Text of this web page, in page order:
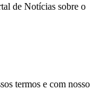
de Notícias sobre o
termos e com nosso